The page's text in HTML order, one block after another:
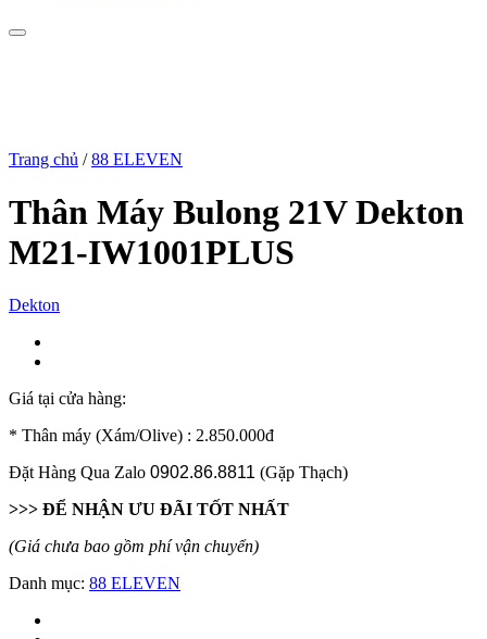
Trang chủ / 88 ELEVEN
Thân Máy Bulong 21V Dekton
M21-IW1001PLUS
Dekton
Giá tại cửa hàng:
* Thân máy (Xám/Olive) : 2.850.000đ
Đặt Hàng Qua Zalo 0902.86.8811 (Gặp Thạch)
>>> ĐỂ NHẬN ƯU ĐÃI TỐT NHẤT
(Giá chưa bao gồm phí vận chuyển)
Danh mục: 88 ELEVEN